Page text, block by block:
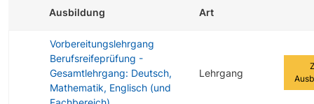
Ausbildung Art
Vorbereitungslehrgang
Berufsreifeprüfung -
Gesamtlehrgang: Deutsch,
Mathematik, Englisch (und
Lehrgang